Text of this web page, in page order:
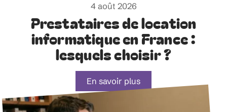
4 août 2026
Prestataires de location
informatique en France :
lesquels choisir ?
En savoir plus